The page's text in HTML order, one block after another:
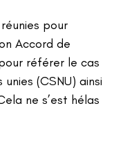
pour
Accord de
référer le cas
(CSNU) ainsi
ne s’est hélas